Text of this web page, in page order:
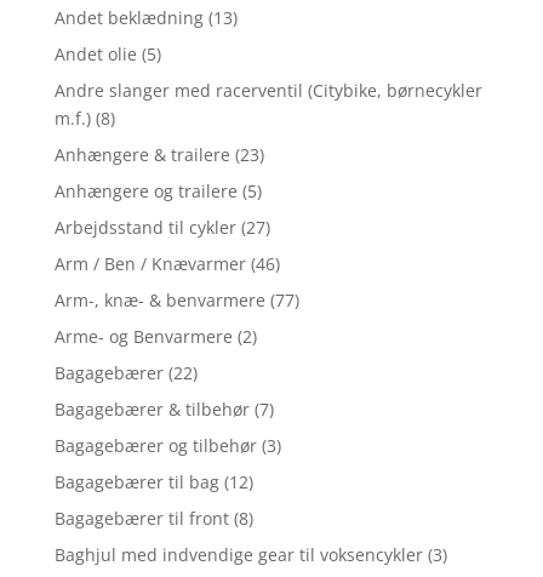
Andet beklædning (13)
Andet olie (5)
Andre slanger med racerventil (Citybike, børnecykler
m.f.) (8)
Anhængere & trailere (23)
Anhængere og trailere (5)
Arbejdsstand til cykler (27)
Arm / Ben / Knævarmer (46)
Arm-, knæ- & benvarmere (77)
Arme- og Benvarmere (2)
Bagagebærer (22)
Bagagebærer & tilbehør (7)
Bagagebærer og tilbehør (3)
Bagagebærer til bag (12)
Bagagebærer til front (8)
Baghjul med indvendige gear til voksencykler (3)